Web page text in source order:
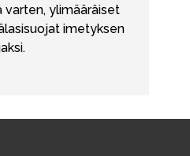
ylimääräiset
imetyksen